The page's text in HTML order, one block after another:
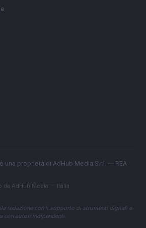
una proprietà di AdHub Media S.r.l. — REA
da AdHub Media — Italia
redazione con il supporto di strumenti digitali e
con autori indipendenti.